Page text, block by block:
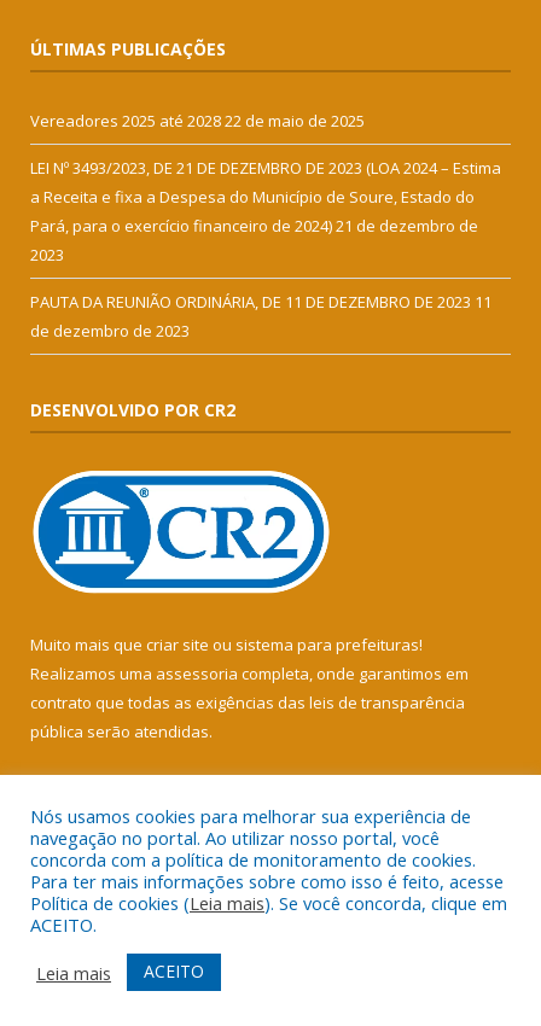
ÚLTIMAS PUBLICAÇÕES
Vereadores 2025 até 202822 de maio de 2025
LEI Nº 3493/2023, DE 21 DE DEZEMBRO DE 2023 (LOA 2024 – Estima
a Receita e fixa a Despesa do Município de Soure, Estado do
Pará, para o exercício financeiro de 2024)21 de dezembro de
2023
PAUTA DA REUNIÃO ORDINÁRIA, DE 11 DE DEZEMBRO DE 2023 11
de dezembro de 2023
DESENVOLVIDO POR CR2
Muito mais que criar site ou sistema para prefeituras!
Realizamos uma assessoria completa, onde garantimos em
contrato que todas as exigências das leis de transparência
pública serão atendidas.
Todos os direitos reservados a Câmara Municipal de Soure.
Mapa do Site
Acessar Área Administrativa
Acessar Webmail
Nós usamos cookies para melhorar sua experiência de
navegação no portal. Ao utilizar nosso portal, você
concorda com a política de monitoramento de cookies.
Para ter mais informações sobre como isso é feito, acesse
Política de cookies (Leia mais). Se você concorda, clique em
ACEITO.
Leia mais
ACEITO